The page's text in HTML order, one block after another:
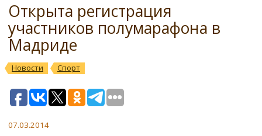
Открыта регистрация
участников полумарафона в
Мадриде
Новости Спорт
07.03.2014